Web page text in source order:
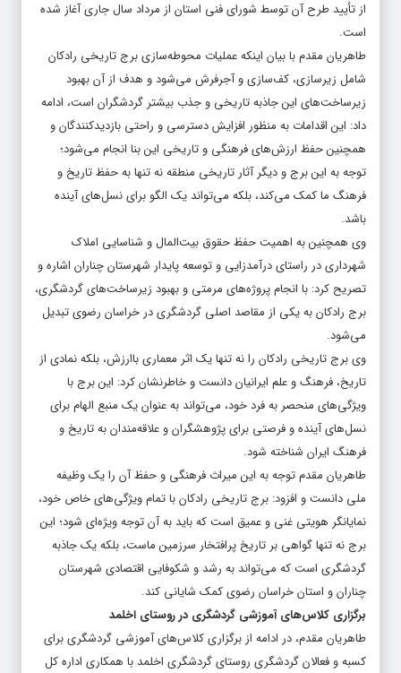
از تأیید طرح آن توسط شورای فنی استان از مرداد سال جاری آغاز شده
است.
طاهریان مقدم با بیان اینکه عملیات محوطه‌سازی برج تاریخی رادکان
شامل زیرسازی، کف‌سازی و آجرفرش می‌شود و هدف از آن بهبود
زیرساخت‌های این جاذبه تاریخی و جذب بیشتر گردشگران است، ادامه
داد: این اقدامات به منظور افزایش دسترسی و راحتی بازدیدکنندگان و
همچنین حفظ ارزش‌های فرهنگی و تاریخی این بنا انجام می‌شود؛
توجه به این برج و دیگر آثار تاریخی منطقه نه تنها به حفظ تاریخ و
فرهنگ ما کمک می‌کند، بلکه می‌تواند یک الگو برای نسل‌های آینده
باشد.
وی همچنین به اهمیت حفظ حقوق بیت‌المال و شناسایی املاک
شهرداری در راستای درآمدزایی و توسعه پایدار شهرستان چناران اشاره و
تصریح کرد: با انجام پروژه‌های مرمتی و بهبود زیرساخت‌های گردشگری،
برج رادکان به یکی از مقاصد اصلی گردشگری در خراسان رضوی تبدیل
می‌شود.
وی برج تاریخی رادکان را نه تنها یک اثر معماری باارزش، بلکه نمادی از
تاریخ، فرهنگ و علم ایرانیان دانست و خاطرنشان کرد: این برج با
ویژگی‌های منحصر به فرد خود، می‌تواند به عنوان یک منبع الهام برای
نسل‌های آینده و فرصتی برای پژوهشگران و علاقه‌مندان به تاریخ و
فرهنگ ایران شناخته شود.
طاهریان مقدم توجه به این میراث فرهنگی و حفظ آن را یک وظیفه
ملی دانست و افزود: برج تاریخی رادکان با تمام ویژگی‌های خاص خود،
نمایانگر هویتی غنی و عمیق است که باید به آن توجه ویژه‌ای شود؛ این
برج نه تنها گواهی بر تاریخ پرافتخار سرزمین ماست، بلکه یک جاذبه
گردشگری است که می‌تواند به رشد و شکوفایی اقتصادی شهرستان
چناران و استان خراسان رضوی کمک شایانی کند.
برگزاری کلاس‌های آموزشی گردشگری در روستای اخلمد
طاهریان مقدم، در ادامه از برگزاری کلاس‌های آموزشی گردشگری برای
کسبه و فعالان گردشگری روستای گردشگری اخلمد با همکاری اداره کل